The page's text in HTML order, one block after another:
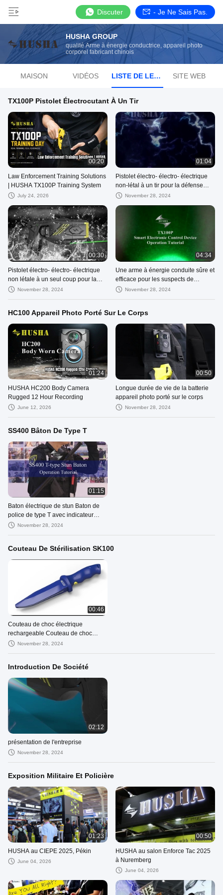
Discuter - Je Ne Sais Pas.
HUSHA GROUP
qualité Arme à énergie conductrice, appareil photo
corporel fabricant chinois
MAISON VIDÉOS LISTE DE LECTURE SITE WEB
TX100P Pistolet Électrocutant À Un Tir
00:20
Law Enforcement Training Solutions
| HUSHA TX100P Training System
July 24, 2026
01:04
Pistolet électro- électro- électrique
non-létal à un tir pour la défense
personnelle et le contrôle des foules
November 28, 2024
00:30
Pistolet électro- électro- électrique
non létale à un seul coup pour la
légitime défense et les activités anti-
November 28, 2024
04:34
Une arme à énergie conduite sûre et
efficace pour les suspects de
contrôle des forces de l'ordre
November 28, 2024
HC100 Appareil Photo Porté Sur Le Corps
01:24
HUSHA HC200 Body Camera
Rugged 12 Hour Recording
June 12, 2026
00:50
Longue durée de vie de la batterie
appareil photo porté sur le corps
November 28, 2024
SS400 Bâton De Type T
01:15
Baton électrique de stun Baton de
police de type T avec indicateur
lumineux pour les forces de l'ordre
November 28, 2024
Couteau De Stérilisation SK100
00:46
Couteau de choc électrique
rechargeable Couteau de choc
d'entraînement pratique 6-10KV
November 28, 2024
Introduction De Société
02:12
présentation de l'entreprise
November 28, 2024
Exposition Militaire Et Policière
01:23
HUSHA au CIEPE 2025, Pékin
June 04, 2026
00:50
HUSHA au salon Enforce Tac 2025
à Nuremberg
June 04, 2026